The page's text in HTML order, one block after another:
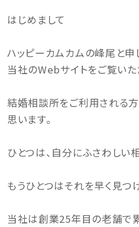
はじめまして
ハッピーカムカムの峰尾と申
当社のWebサイトをご覧いた
結婚相談所をご利用される
思います。
ひとつは、自分にふさわしい
もうひとつはそれを早く見つ
当社は創業25年目の老舗で